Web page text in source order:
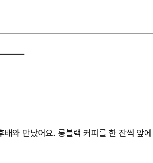
배와 만났어요. 롱블랙 커피를 한 잔씩 앞